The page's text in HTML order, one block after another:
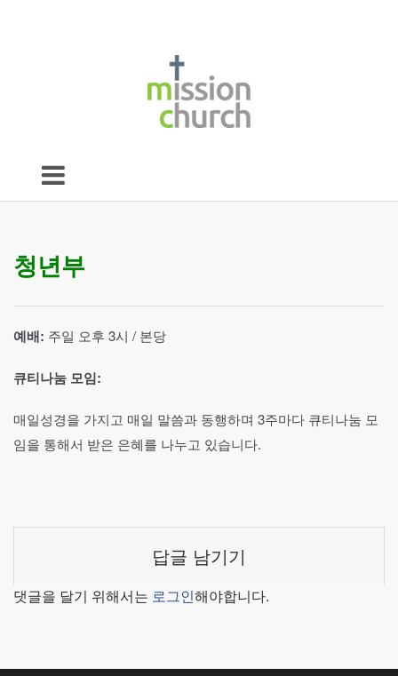
청년부
예배: 주일 오후 3시 / 본당
큐티나눔 모임:
매일성경을 가지고 매일 말씀과 동행하며 3주마다 큐티나눔 모
임을 통해서 받은 은혜를 나누고 있습니다.
답글 남기기
댓글을 달기 위해서는 로그인해야합니다.